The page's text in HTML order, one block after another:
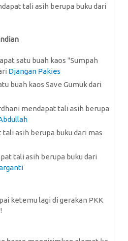
tali asih berupa buku dari
satu buah kaos "Sumpah
Djangan Pakies
buah kaos Save Gumuk dari
mendapat tali asih berupa
asih berupa buku dari mas
tali asih berupa buku dari
ketemu lagi di gerakan PKK